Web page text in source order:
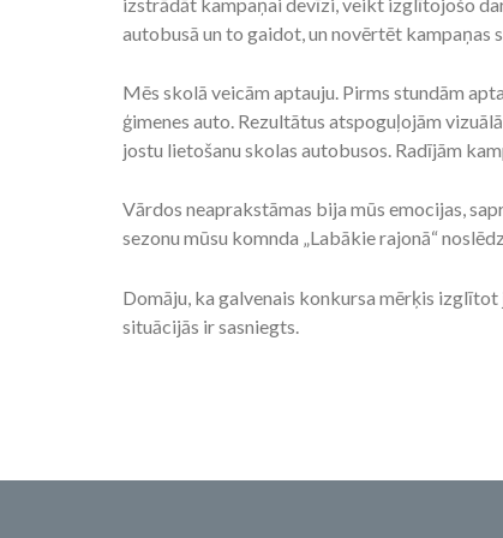
autobusā un to gaidot, un novērtēt kampaņas
Mēs skolā veicām aptauju. Pirms stundām
ģimenes auto. Rezultātus atspoguļojām
jostu lietošanu skolas autobusos. Radījām
Vārdos neaprakstāmas bija mūs emocijas,
sezonu mūsu komnda „Labākie rajonā“
Domāju, ka galvenais konkursa mērķis
situācijās ir sasniegts.